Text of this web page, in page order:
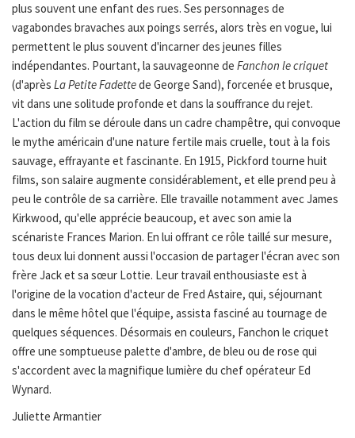
plus souvent une enfant des rues. Ses personnages de
vagabondes bravaches aux poings serrés, alors très en vogue, lui
permettent le plus souvent d'incarner des jeunes filles
indépendantes. Pourtant, la sauvageonne de Fanchon le criquet
(d'après La Petite Fadettede George Sand), forcenée et brusque,
vit dans une solitude profonde et dans la souffrance du rejet.
L'action du film se déroule dans un cadre champêtre, qui convoque
le mythe américain d'une nature fertile mais cruelle, tout à la fois
sauvage, effrayante et fascinante. En 1915, Pickford tourne huit
films, son salaire augmente considérablement, et elle prend peu à
peu le contrôle de sa carrière. Elle travaille notamment avec James
Kirkwood, qu'elle apprécie beaucoup, et avec son amie la
scénariste Frances Marion. En lui offrant ce rôle taillé sur mesure,
tous deux lui donnent aussi l'occasion de partager l'écran avec son
frère Jack et sa sœur Lottie. Leur travail enthousiaste est à
l'origine de la vocation d'acteur de Fred Astaire, qui, séjournant
dans le même hôtel que l'équipe, assista fasciné au tournage de
quelques séquences. Désormais en couleurs, Fanchon le criquet
offre une somptueuse palette d'ambre, de bleu ou de rose qui
s'accordent avec la magnifique lumière du chef opérateur Ed
Wynard.
Juliette Armantier